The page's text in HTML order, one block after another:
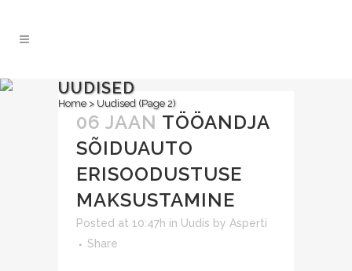
UUDISED
Home> Uudised (Page 2)
06 JAAN TÖÖANDJA
SÕIDUAUTO
ERISOODUSTUSE
MAKSUSTAMINE
Posted at 10:47h in Uudis by Asperti
Share